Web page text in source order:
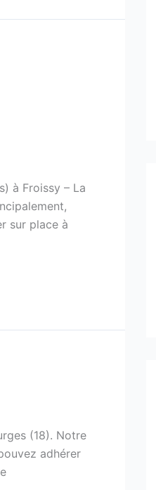
à Froissy – La
sur place à
(18). Notre
adhérer